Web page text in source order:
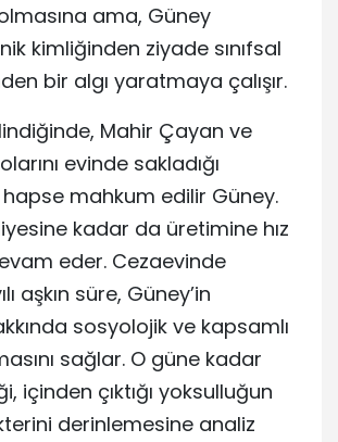
ama, Güney
kimliğinden ziyade sınıfsal
bir algı yaratmaya çalışır.
Mahir Çayan ve
evinde sakladığı
mahkum edilir Güney.
kadar da üretimine hız
eder. Cezaevinde
aşkın süre, Güney’in
sosyolojik ve kapsamlı
sağlar. O güne kadar
içinden çıktığı yoksulluğun
derinlemesine analiz